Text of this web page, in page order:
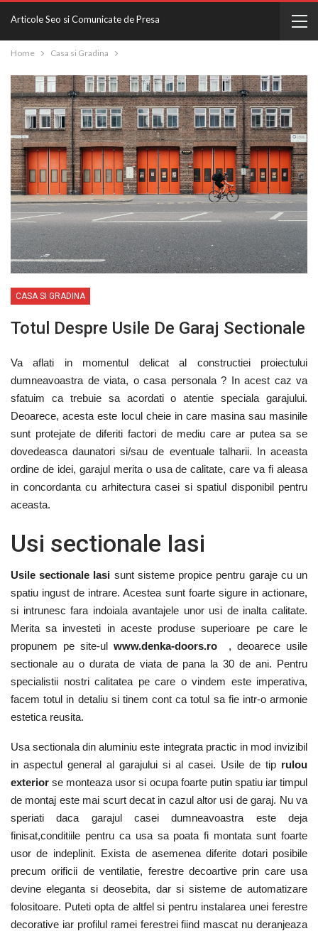
Articole Seo si Comunicate de Presa
Home Casa si Gradina
CASA SI GRADINA
Totul Despre Usile De Garaj Sectionale
Va aflati in momentul delicat al constructiei proiectului
dumneavoastra de viata, o casa personala ? In acest caz va
sfatuim ca trebuie sa acordati o atentie speciala garajului.
Deoarece, acesta este locul cheie in care masina sau masinile
sunt protejate de diferiti factori de mediu care ar putea sa se
dovedeasca daunatori si/sau de eventuale talharii. In aceasta
ordine de idei, garajul merita o usa de calitate, care va fi aleasa
in concordanta cu arhitectura casei si spatiul disponibil pentru
aceasta.
Usi sectionale Iasi
Usile sectionale Iasi sunt sisteme propice pentru garaje cu un
spatiu ingust de intrare. Acestea sunt foarte sigure in actionare,
si intrunesc fara indoiala avantajele unor usi de inalta calitate.
Merita sa investeti in aceste produse superioare pe care le
propunem pe site-ul www.denka-doors.ro
, deoarece usile
sectionale au o durata de viata de pana la 30 de ani. Pentru
specialistii nostri calitatea pe care o vindem este imperativa,
facem totul in detaliu si tinem cont ca totul sa fie intr-o armonie
estetica reusita.
Usa sectionala din aluminiu este integrata practic in mod invizibil
in aspectul general al garajului si al casei. Usile de tip rulou
exteriorse monteaza usor si ocupa foarte putin spatiu iar timpul
de montaj este mai scurt decat in cazul altor usi de garaj. Nu va
speriati daca garajul casei dumneavoastra este deja
finisat,conditiile pentru ca usa sa poata fi montata sunt foarte
usor de indeplinit. Exista de asemenea diferite dotari posibile
precum orificii de ventilatie, ferestre decoartive prin care usa
devine eleganta si deosebita, dar si sisteme de automatizare
folositoare. Puteti opta de altfel si pentru instalarea unei ferestre
decorative iar profilul ramei ferestrei fiind mascat nu deranjeaza